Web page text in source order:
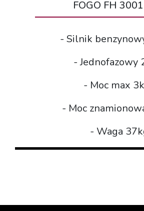
FOGO FH 3001
- Silnik
- Jednofazowy
- Moc max
- Moc
- Waga